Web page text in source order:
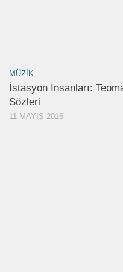
MÜZIK
İstasyon İnsanları:
Sözleri
11 MAYIS 2016